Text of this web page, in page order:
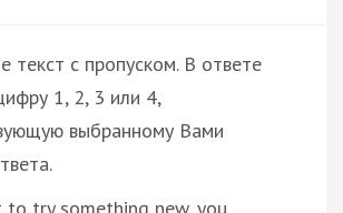
текст с пропуском. В ответе
1, 2, 3 или 4,
выбранному Вами
try something new, you _____